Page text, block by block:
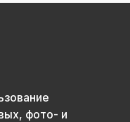
фото- и